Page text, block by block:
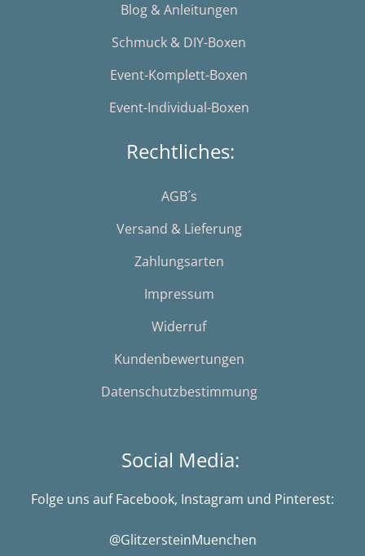
Blog & Anleitungen
Schmuck & DIY-Boxen
Event-Komplett-Boxen
Event-Individual-Boxen
Rechtliches:
AGB´s
Versand & Lieferung
Zahlungsarten
Impressum
Widerruf
Kundenbewertungen
Datenschutzbestimmung
Social Media:
Folge uns auf Facebook, Instagram und Pinterest:
@GlitzersteinMuenchen